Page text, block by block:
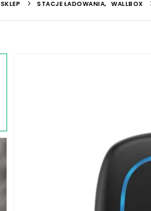
SKLEP STACJE ŁADOWANIA, WALLBOX